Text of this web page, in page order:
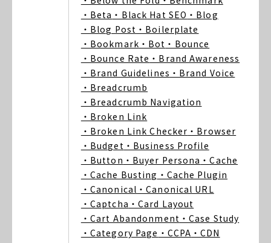
・Beta ・Black Hat SEO ・Blog
・Blog Post ・Boilerplate
・Bookmark ・Bot ・Bounce
・Bounce Rate ・Brand Awareness
・Brand Guidelines ・Brand Voice
・Breadcrumb
・Breadcrumb Navigation
・Broken Link
・Broken Link Checker ・Browser
・Budget ・Business Profile
・Button ・Buyer Persona ・Cache
・Cache Busting ・Cache Plugin
・Canonical ・Canonical URL
・Captcha ・Card Layout
・Cart Abandonment ・Case Study
・Category Page ・CCPA ・CDN